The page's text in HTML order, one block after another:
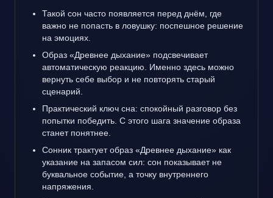
Такой сон часто появляется перед днём, где
важно не попасть в ловушку: поспешное решение
на эмоциях.
Образ «Древнее дыхание» подсвечивает
автоматическую реакцию. Именно здесь можно
вернуть себе выбор и не повторять старый
сценарий.
Практический ключ сна: спокойный разговор без
попытки победить. С этого шага значение образа
станет понятнее.
Сонник трактует образ «Древнее дыхание» как
указание на запасом сил: сон показывает не
буквальное событие, а точку внутреннего
напряжения.